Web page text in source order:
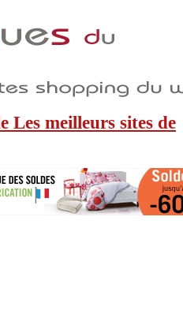
Les meilleurs sites de